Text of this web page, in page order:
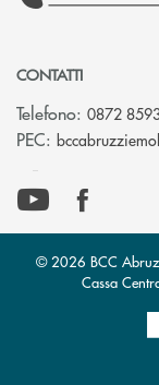
CONTATTI
Telefono: 0872
PEC:
© 2026 BCC
Cassa